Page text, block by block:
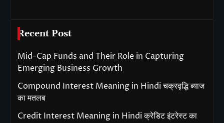
Recent Post
Mid-Cap Funds and Their Role in Capturing
Emerging Business Growth
Compound Interest Meaning in Hindi चक्रवृद्धि ब्याज
का मतलब
Credit Interest Meaning in Hindi क्रेडिट इंटरेस्ट का